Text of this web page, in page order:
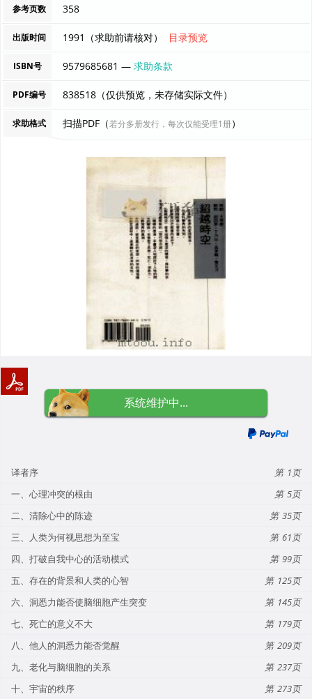
参考页数 358
出版时间 1991（求助前请核对） 目录预览
ISBN号 9579685681 —求助条款
PDF编号 838518（仅供预览，未存储实际文件）
求助格式 扫描PDF（若分多册发行，每次仅能受理1册）
系统维护中...
译者序
1
一、心理冲突的根由
5
二、清除心中的陈迹
35
三、人类为何视思想为至宝
61
四、打破自我中心的活动模式
99
五、存在的背景和人类的心智
125
六、洞悉力能否使脑细胞产生突变
145
七、死亡的意义不大
179
八、他人的洞悉力能否觉醒
209
九、老化与脑细胞的关系
237
十、宇宙的秩序
273